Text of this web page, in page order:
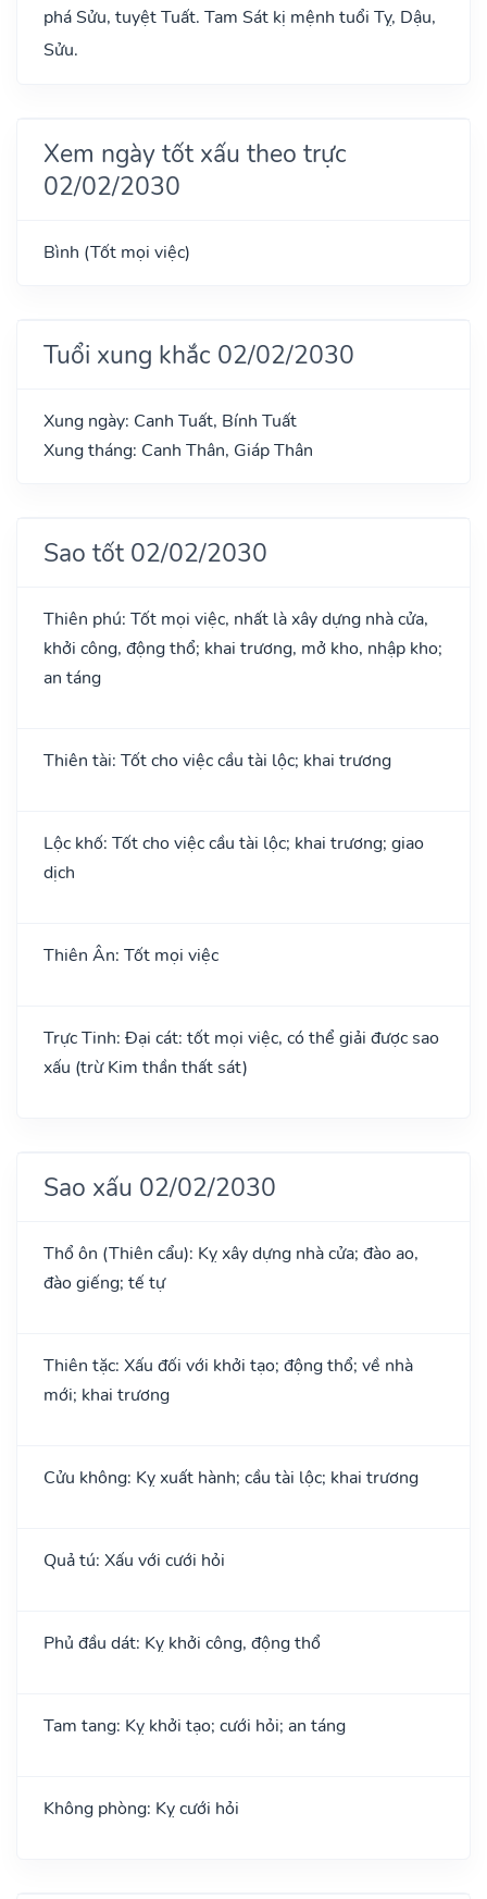
phá Sửu, tuyệt Tuất. Tam Sát kị mệnh tuổi Tỵ, Dậu,
Sửu.
Xem ngày tốt xấu theo trực
02/02/2030
Bình (Tốt mọi việc)
Tuổi xung khắc 02/02/2030
Xung ngày: Canh Tuất, Bính Tuất
Xung tháng: Canh Thân, Giáp Thân
Sao tốt 02/02/2030
Thiên phú: Tốt mọi việc, nhất là xây dựng nhà cửa,
khởi công, động thổ; khai trương, mở kho, nhập kho;
an táng
Thiên tài: Tốt cho việc cầu tài lộc; khai trương
Lộc khố: Tốt cho việc cầu tài lộc; khai trương; giao
dịch
Thiên Ân: Tốt mọi việc
Trực Tinh: Đại cát: tốt mọi việc, có thể giải được sao
xấu (trừ Kim thần thất sát)
Sao xấu 02/02/2030
Thổ ôn (Thiên cẩu): Kỵ xây dựng nhà cửa; đào ao,
đào giếng; tế tự
Thiên tặc: Xấu đối với khởi tạo; động thổ; về nhà
mới; khai trương
Cửu không: Kỵ xuất hành; cầu tài lộc; khai trương
Quả tú: Xấu với cưới hỏi
Phủ đầu dát: Kỵ khởi công, động thổ
Tam tang: Kỵ khởi tạo; cưới hỏi; an táng
Không phòng: Kỵ cưới hỏi